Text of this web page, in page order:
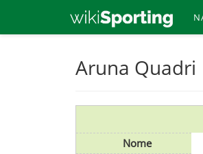
Aruna Quadri
Nome